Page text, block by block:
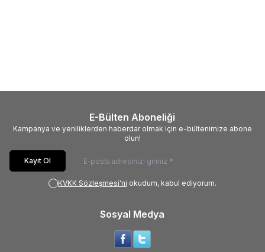
E-Bülten Aboneliği
Kampanya ve yeniliklerden haberdar olmak için e-bültenimize abone
olun!
Kayıt Ol
KVKK Sözleşmesi'ni okudum, kabul ediyorum.
Sosyal Medya